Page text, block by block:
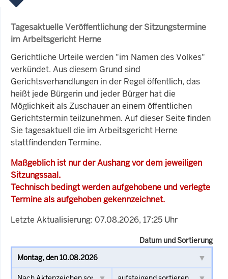
Tagesaktuelle Veröffentlichung der Sitzungstermine
im Arbeitsgericht Herne
Gerichtliche Urteile werden "im Namen des Volkes"
verkündet. Aus diesem Grund sind
Gerichtsverhandlungen in der Regel öffentlich, das
heißt jede Bürgerin und jeder Bürger hat die
Möglichkeit als Zuschauer an einem öffentlichen
Gerichtstermin teilzunehmen. Auf dieser Seite finden
Sie tagesaktuell die im Arbeitsgericht Herne
stattfindenden Termine.
Maßgeblich ist nur der Aushang vor dem jeweiligen
Sitzungssaal.
Technisch bedingt werden aufgehobene und verlegte
Termine als aufgehoben gekennzeichnet.
Letzte Aktualisierung: 07.08.2026, 17:25 Uhr
Datum und Sortierung